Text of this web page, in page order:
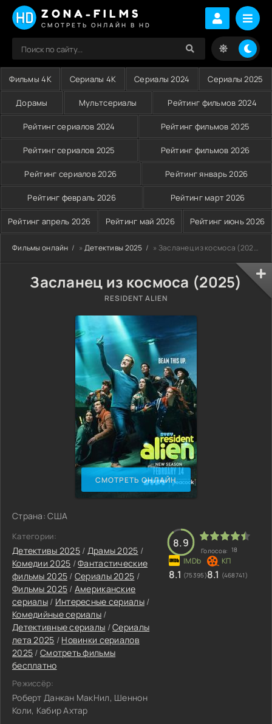
ZONA-FILMS
СМОТРЕТЬ ОНЛАЙН В HD
Фильмы 4K Сериалы 4K Сериалы 2024 Сериалы 2025
Дорамы Мультсериалы Рейтинг фильмов 2024
Рейтинг сериалов 2024 Рейтинг фильмов 2025
Рейтинг сериалов 2025 Рейтинг фильмов 2026
Рейтинг сериалов 2026 Рейтинг январь 2026
Рейтинг февраль 2026 Рейтинг март 2026
Рейтинг апрель 2026 Рейтинг май 2026 Рейтинг июнь 2026
Фильмы онлайн » Детективы 2025 » Засланец из космоса (2025)
Засланец из космоса (2025)
RESIDENT ALIEN
СМОТРЕТЬ ОНЛАЙН
Страна: США
Категории:
Детективы 2025/ Драмы 2025 /
Комедии 2025 /Фантастические
фильмы 2025 / Сериалы 2025 /
Фильмы 2025 / Американские
сериалы/ Интересные сериалы/
Комедийные сериалы /
Детективные сериалы /Сериалы
лета 2025 / Новинки сериалов
2025 / Смотреть фильмы
бесплатно
Режиссёр:
Роберт Данкан МакНил, Шеннон
Коли, Кабир Ахтар
8.9
Голосов: 18
8.1 (75395)8.1 (468741)